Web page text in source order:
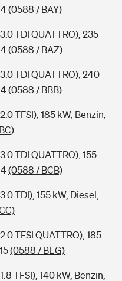
(0588 / BAY)
TDI QUATTRO), 235
(0588 / BAZ)
TDI QUATTRO), 240
(0588 / BBB)
TFSI), 185 kW, Benzin,
TDI QUATTRO), 155
(0588 / BCB)
TDI), 155 kW, Diesel,
TFSI QUATTRO), 185
(0588 / BEG)
TFSI), 140 kW, Benzin,